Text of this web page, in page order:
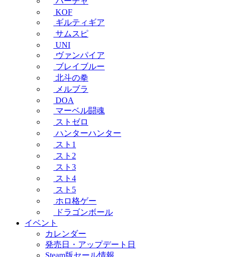
KOF
ギルティギア
サムスピ
UNI
ヴァンパイア
ブレイブルー
北斗の拳
メルブラ
DOA
マーベル闘魂
ストゼロ
ハンターハンター
スト1
スト2
スト3
スト4
スト5
ホロ格ゲー
ドラゴンボール
イベント
カレンダー
発売日・アップデート日
Steam版セール情報